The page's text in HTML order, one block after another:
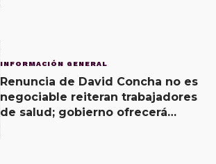
INFORMACIÓN GENERAL
Renuncia de David Concha no es
negociable reiteran trabajadores
de salud; gobierno ofrecerá